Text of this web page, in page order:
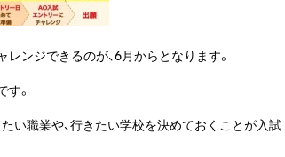
ンジできるのが、6月からとなります。
。
い職業や、行きたい学校を決めておくことが入試